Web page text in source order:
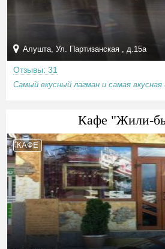
Алушта, Ул. Партизанская , д.15а
Отзывы: 31
Самый вкусный лагман и самая
Кафе "Жили-
КАФЕ